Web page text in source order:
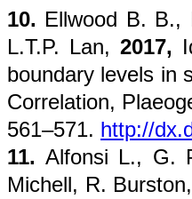
10. Ellwood B. B.,
L.T.P. Lan, 2017,
boundary levels in
Correlation,
561–571. http://
11. Alfonsi L., G.
Michell, R.